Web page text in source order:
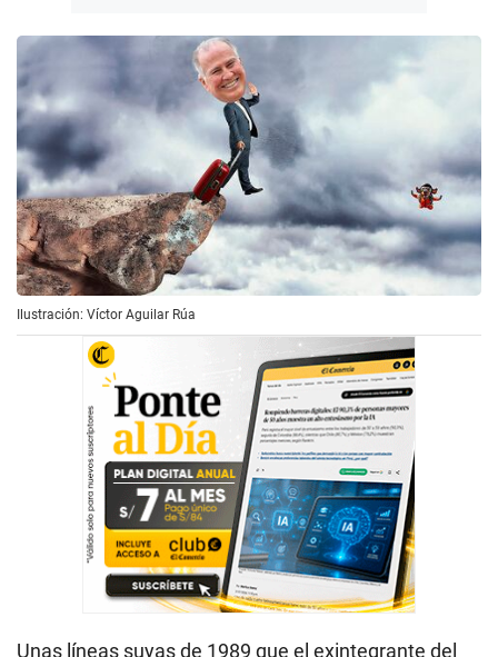
Ilustración: Víctor Aguilar Rúa
Unas líneas suyas de 1989 que el exintegrante del